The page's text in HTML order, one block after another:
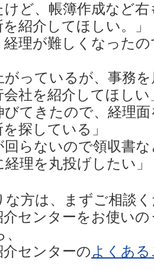
けど、帳簿作成など
紹介してほしい。」
経理が難しくなった
がっているが、事務
会社を紹介してほしい
びてきたので、経理
探している」
回らないので領収書
理を丸投げしたい」
な方は、まずご相談
介センターをお使い
センターのよくあ